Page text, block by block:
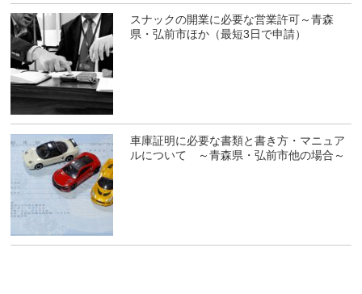
スナックの開業に必要な営業許可～青森
県・弘前市ほか（最短3日で申請）
車庫証明に必要な書類と書き方・マニュア
ルについて ～青森県・弘前市他の場合～